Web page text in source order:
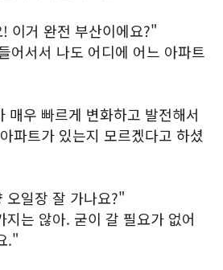
이거 완전 부산이에요?"
어서서 나도 어디에 어느 아파트
매우 빠르게 변화하고 발전해서
파트가 있는지 모르겠다고 하셨
오일장 잘 가나요?"
는 않아. 굳이 갈 필요가 없어
."